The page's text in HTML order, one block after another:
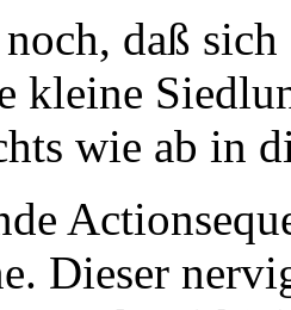
daß sich
kleine
wie ab in
Dieser